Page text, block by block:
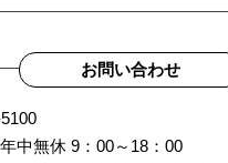
お問い合わせ
中無休 9：00～18：00